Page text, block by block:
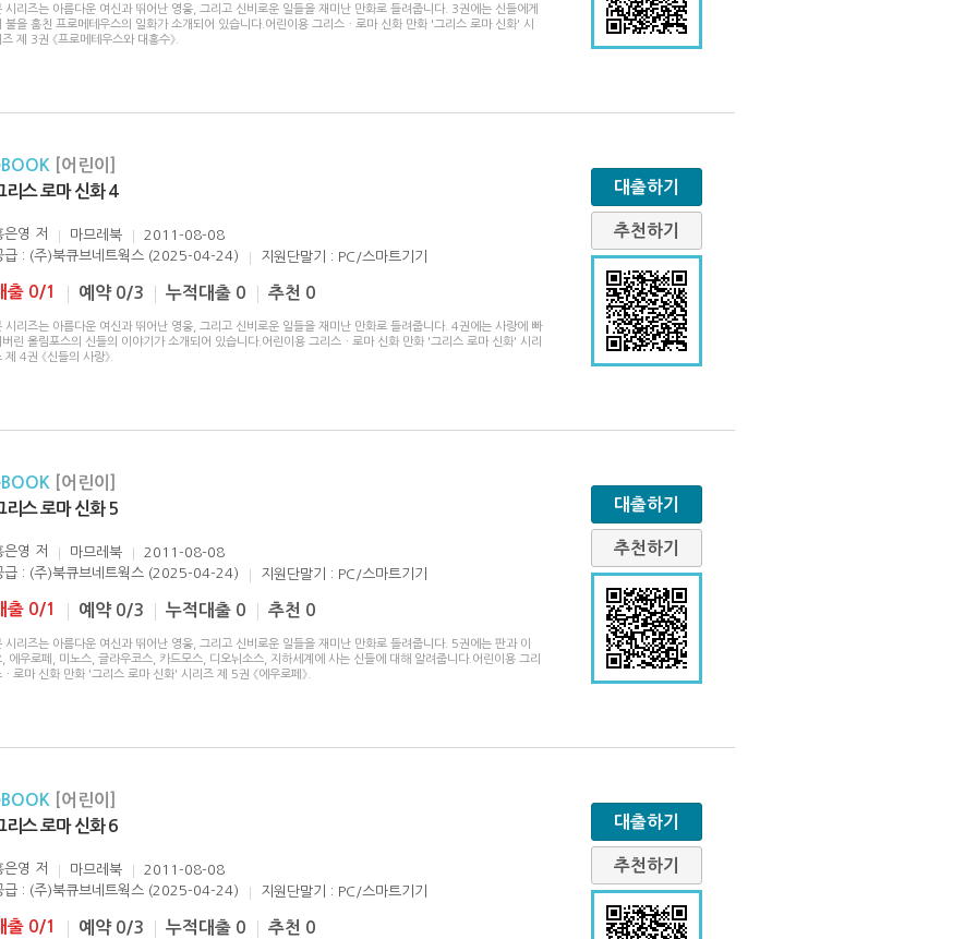
시리즈는 아름다운 여신과 뛰어난 영웅, 그리고 신비로운 일들을 재미난 만화로 들려줍니다. 3권에는 신들에게
불을 훔친 프로메테우스의 일화가 소개되어 있습니다.어린이용 그리스ㆍ로마 신화 만화 '그리스 로마 신화' 시
제 3권 《프로메테우스와 대홍수》.
[어린이]
리스 로마 신화 4
은영 저 마므레북
2011-08-08
급 : (주)북큐브네트웍스 (2025-04-24)
지원단말기 : PC/스마트기기
출 0/1 예약 0/3 누적대출 0 추천 0
시리즈는 아름다운 여신과 뛰어난 영웅, 그리고 신비로운 일들을 재미난 만화로 들려줍니다. 4권에는 사랑에 빠
버린 올림포스의 신들의 이야기가 소개되어 있습니다.어린이용 그리스ㆍ로마 신화 만화 '그리스 로마 신화' 시리
제 4권 《신들의 사랑》.
대출하기
추천하기
[어린이]
리스 로마 신화 5
은영 저 마므레북
2011-08-08
급 : (주)북큐브네트웍스 (2025-04-24)
지원단말기 : PC/스마트기기
출 0/1 예약 0/3 누적대출 0 추천 0
시리즈는 아름다운 여신과 뛰어난 영웅, 그리고 신비로운 일들을 재미난 만화로 들려줍니다. 5권에는 판과 이
, 에우로페, 미노스, 글라우코스, 카드모스, 디오뉘소스, 지하세계에 사는 신들에 대해 알려줍니다.어린이용 그리
ㆍ로마 신화 만화 '그리스 로마 신화' 시리즈 제 5권 《에우로페》.
대출하기
추천하기
[어린이]
리스 로마 신화 6
은영 저 마므레북
2011-08-08
급 : (주)북큐브네트웍스 (2025-04-24)
지원단말기 : PC/스마트기기
출 0/1 예약 0/3 누적대출 0 추천 0
대출하기
추천하기